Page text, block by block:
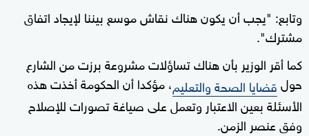
وتابع: "يجب أن يكون هناك نقاش موسع بيننا لإيجاد اتفاق
مشترك".
كما أقر الوزير بأن هناك تساؤلات مشروعة برزت من الشارع
حولقضايا الصحة والتعليم، مؤكدا أن الحكومة أخذت هذه
الأسئلة بعين الاعتبار وتعمل على صياغة تصورات للإصلاح
وفق عنصر الزمن.